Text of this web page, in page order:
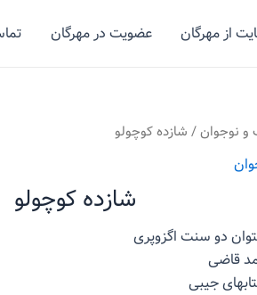
از مهرگان عضویت در مهرگان
و نوجوان/ شازده کوچولو
شازده کوچولو
دو سنت اگزوپری
قاضی
جیبی